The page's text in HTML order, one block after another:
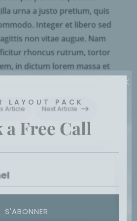
urna a justo pretium, quis
Integer et libero sed
non vitae augue. Nam
rhoncus rutrum, tortor
in dictum lorem massa et
Article Next Article $
×
LAYOUT PACK
a Free Call
S'ABONNER